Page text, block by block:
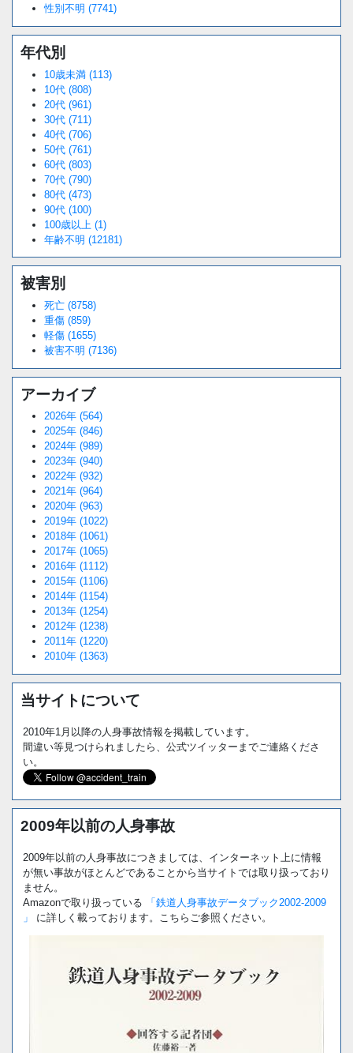
性別不明 (7741)
年代別
10歳未満 (113)
10代 (808)
20代 (961)
30代 (711)
40代 (706)
50代 (761)
60代 (803)
70代 (790)
80代 (473)
90代 (100)
100歳以上 (1)
年齢不明 (12181)
被害別
死亡 (8758)
重傷 (859)
軽傷 (1655)
被害不明 (7136)
アーカイブ
2026年 (564)
2025年 (846)
2024年 (989)
2023年 (940)
2022年 (932)
2021年 (964)
2020年 (963)
2019年 (1022)
2018年 (1061)
2017年 (1065)
2016年 (1112)
2015年 (1106)
2014年 (1154)
2013年 (1254)
2012年 (1238)
2011年 (1220)
2010年 (1363)
当サイトについて
2010年1月以降の人身事故情報を掲載しています。
間違い等見つけられましたら、公式ツイッターまでご連絡くださ
い。
2009年以前の人身事故
2009年以前の人身事故につきましては、インターネット上に情報
が無い事故がほとんどであることから当サイトでは取り扱っており
ません。
Amazonで取り扱っている
「鉄道人身事故データブック2002-2009
」
に詳しく載っております。こちらご参照ください。